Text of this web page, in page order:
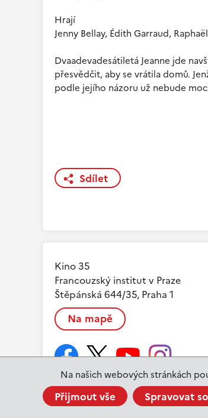
Na našich webových stránkách
Přijmout vše Spravovat
Hrají
Jenny Bellay, Édith Garraud,
Dvaadevadesátiletá Jeanne jde
přesvědčit, aby se vrátila domů.
podle jejího názoru už nebude
Sdílet
Kino 35
Francouzský institut v Praze
Štěpánská 644/35, Praha 1
Na mapě
© 2023 Institut français de Prague |